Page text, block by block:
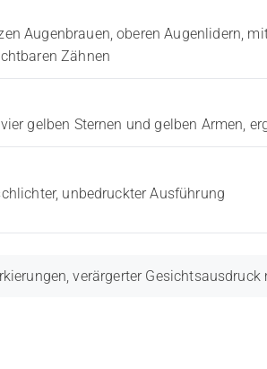
Augenbrauen, oberen Augenlidern,
Zähnen
gelben Sternen und gelben Armen,
unbedruckter Ausführung
verärgerter